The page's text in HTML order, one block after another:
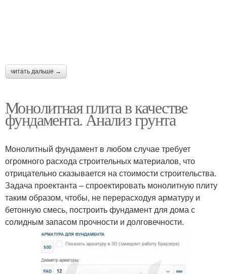
читать дальше →
Монолитная плита в качестве
фундамента. Анализ грунта
Монолитный фундамент в любом случае требует
огромного расхода строительных материалов, что
отрицательно сказывается на стоимости строительства.
Задача проектанта – спроектировать монолитную плиту
таким образом, чтобы, не перерасходуя арматуру и
бетонную смесь, построить фундамент для дома с
солидным запасом прочности и долговечности.